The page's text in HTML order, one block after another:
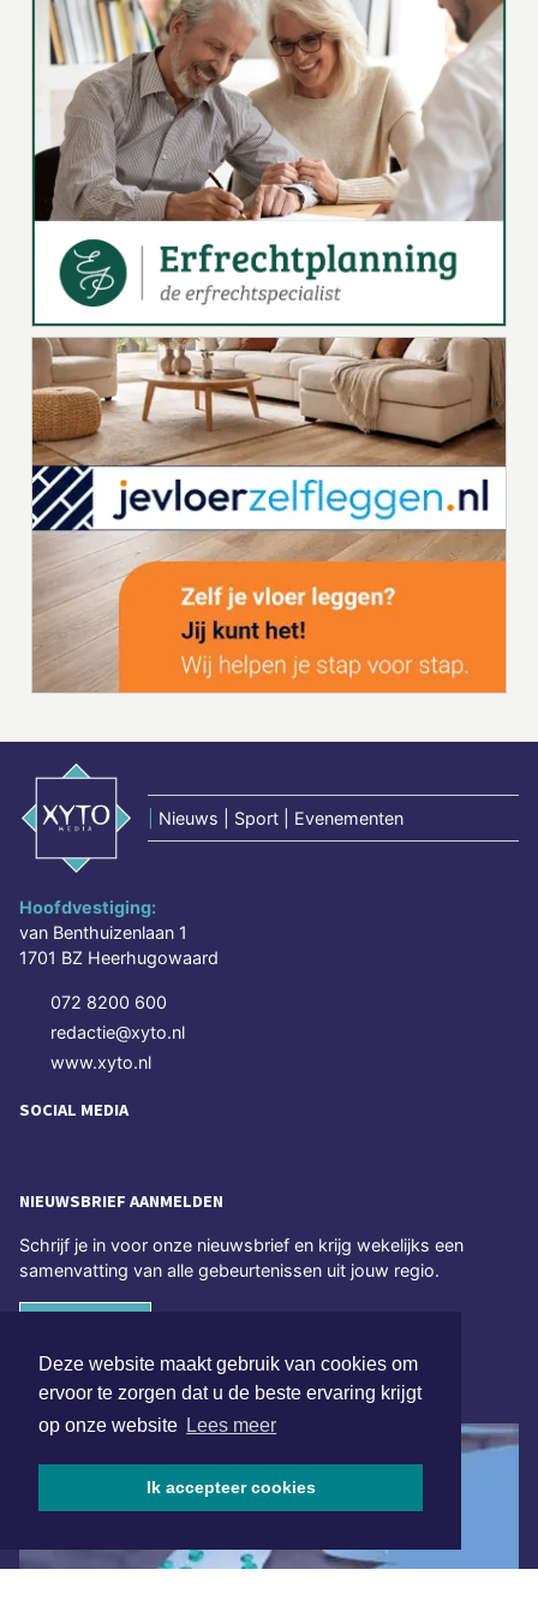
Deze website maakt gebruik van cookies om
ervoor te zorgen dat u de beste ervaring krijgt
op onze website Lees meer
Ik accepteer cookies
Nieuws | Sport | Evenementen
Hoofdvestiging:
van Benthuizenlaan 1
1701 BZ Heerhugowaard
072 8200 600
redactie@xyto.nl
www.xyto.nl
SOCIAL MEDIA
NIEUWSBRIEF AANMELDEN
Schrijf je in voor onze nieuwsbrief en krijg wekelijks een
samenvatting van alle gebeurtenissen uit jouw regio.
ONLINE DAGBLADEN